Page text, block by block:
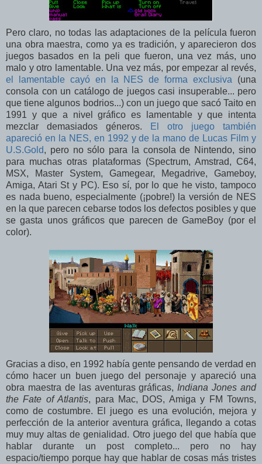
Pero claro, no todas las adaptaciones de la película fueron
una obra maestra, como ya es tradición, y aparecieron dos
juegos basados en la peli que fueron, una vez más, uno
malo y otro lamentable. Una vez más, por empezar al revés,
el lamentable cayó en la NES de forma exclusiva (una
consola con un catálogo de juegos casi insuperable... pero
que tiene algunos bodrios...) con un juego que sacó Taito en
1991 y que a nivel gráfico es lamentable y que intenta
mezclar demasiados géneros.
El otro juego también
apareció en la NES, en 1992 y de la mano de Lucas Film y
U.S.Gold, pero no sólo para la consola de Nintendo, sino
para muchas otras plataformas (Spectrum, Amstrad, C64,
MSX, Master System, Gamegear, Megadrive, Gameboy,
Amiga, Atari St y PC). Eso sí, por lo que he visto, tampoco
es nada bueno, especialmente (¡pobre!) la versión de NES
en la que parecen cebarse todos los defectos posibles y que
se gasta unos gráficos que parecen de GameBoy (por el
color).
Gracias a diso, en 1992 había gente pensando de verdad en
cómo hacer un buen juego del personaje y apareció una
obra maestra de las aventuras gráficas, Indiana Jones and
the Fate of Atlantis, para Mac, DOS, Amiga y FM Towns,
como de costumbre. El juego es una evolución, mejora y
perfección de la anterior aventura gráfica, llegando a cotas
muy muy altas de genialidad. Otro juego del que había que
hablar durante un post completo... pero no hay
espacio/tiempo porque hay que hablar de cosas más tristes